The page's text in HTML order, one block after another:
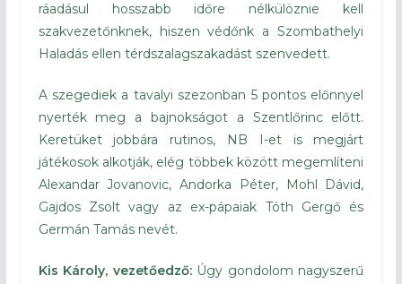
ráadásul hosszabb időre nélkülöznie kell
szakvezetőnknek, hiszen védőnk a Szombathelyi
Haladás ellen térdszalagszakadást szenvedett.
A szegediek a tavalyi szezonban 5 pontos előnnyel
nyerték meg a bajnokságot a Szentlőrinc előtt.
Keretüket jobbára rutinos, NB I-et is megjárt
játékosok alkotják, elég többek között megemlíteni
Alexandar Jovanovic, Andorka Péter, Mohl Dávid,
Gajdos Zsolt vagy az ex-pápaiak Tóth Gergő és
Germán Tamás nevét.
Kis Károly, vezetőedző: Úgy gondolom nagyszerű